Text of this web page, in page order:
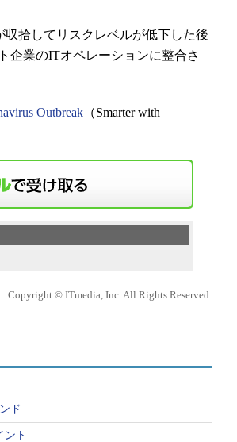
拾してリスクレベルが低下した後
企業のITオペレーションに整合さ
Outbreak （Smarter with
Copyright © ITmedia, Inc. All Rights Reserved.
ド
ント